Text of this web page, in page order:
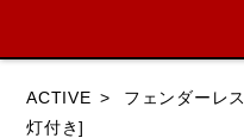
ACTIVE
フェンダーレ
灯付き]